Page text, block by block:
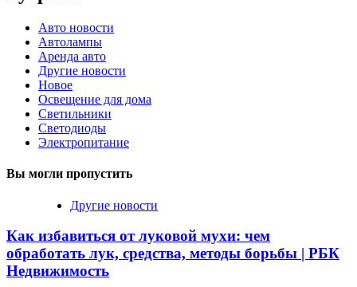
Авто новости
Автолампы
Аренда авто
Другие новости
Новое
Освещение для дома
Светильники
Светодиоды
Электропитание
Вы могли пропустить
Другие новости
Как избавиться от луковой мухи: чем
обработать лук, средства, методы борьбы | РБК
Недвижимость